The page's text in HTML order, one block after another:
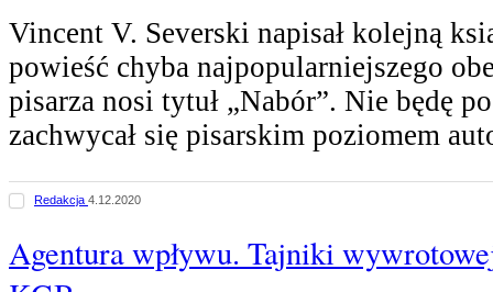
Vincent V. Severski napisał kolejną
powieść chyba najpopularniejszego
pisarza nosi tytuł „Nabór”. Nie będę
zachwycał się pisarskim poziomem
Redakcja 4.12.2020
Agentura wpływu. Tajniki